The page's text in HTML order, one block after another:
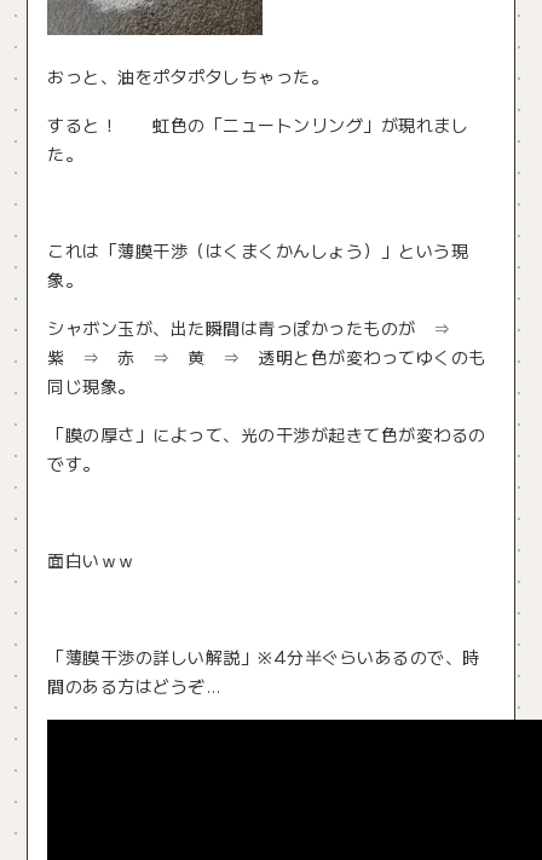
おっと、油をポタポタしちゃった。
すると！ 虹色の「ニュートンリング」が現れまし
た。
これは「薄膜干渉（はくまくかんしょう）」という現
象。
シャボン玉が、出た瞬間は青っぽかったものが ⇒
紫 ⇒ 赤 ⇒ 黄 ⇒ 透明と色が変わってゆくのも
同じ現象。
「膜の厚さ」によって、光の干渉が起きて色が変わるの
です。
面白いｗｗ
「薄膜干渉の詳しい解説」※4分半ぐらいあるので、時
間のある方はどうぞ…